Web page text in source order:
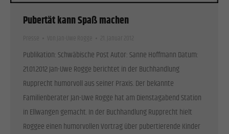
Pubertät kann Spaß machen
Publikation: Schwäbische Post Autor: Sanne Hoffmann Datum:
21.01.2012 Jan-Uwe Rogge berichtet in der Buchhandlung
Rupprecht humorvoll aus seiner Praxis. Der bekannte
Familienberater Jan-Uwe Rogge hat am Dienstagabend Station
in Ellwangen gemacht. In der Buchhandlung Rupprecht hielt
Roggee einen humorvollen Vortrag über pubertierende Kinder